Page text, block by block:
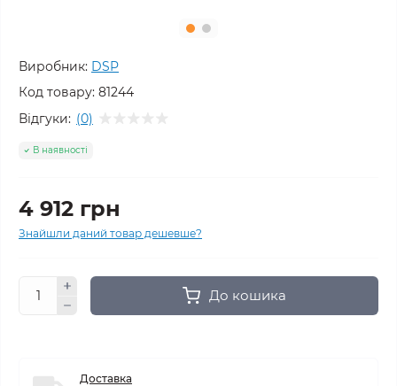
Виробник: DSP
Код товару: 81244
Відгуки: (0)
В наявності
4 912 грн
Знайшли даний товар дешевше?
До кошика
Доставка